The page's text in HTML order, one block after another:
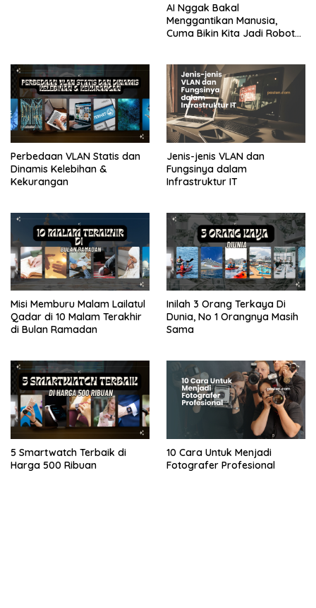
AI Nggak Bakal
Menggantikan Manusia,
Cuma Bikin Kita Jadi Robot
Perbedaan VLAN Statis dan
Dinamis Kelebihan &
Kekurangan
Jenis-jenis VLAN dan
Fungsinya dalam
Infrastruktur IT
Misi Memburu Malam Lailatul
Qadar di 10 Malam Terakhir
di Bulan Ramadan
Inilah 3 Orang Terkaya Di
Dunia, No 1 Orangnya Masih
Sama
5 Smartwatch Terbaik di
Harga 500 Ribuan
10 Cara Untuk Menjadi
Fotografer Profesional